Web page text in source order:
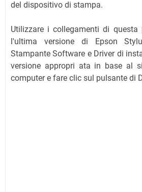
del dispositivo di stampa.
Utilizzare i collegamenti di questa
l'ultima versione di Epson
Stampante Software e Driver di
versione appropri ata in base al
computer e fare clic sul pulsante di